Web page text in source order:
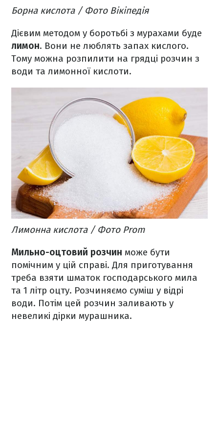
Борна кислота / Фото Вікіпедія
Дієвим методом у боротьбі з мурахами буде
лимон. Вони не люблять запах кислого.
Тому можна розпилити на грядці розчин з
води та лимонної кислоти.
Лимонна кислота / Фото Prom
Мильно-оцтовий розчин може бути
помічним у цій справі. Для приготування
треба взяти шматок господарського мила
та 1 літр оцту. Розчиняємо суміш у відрі
води. Потім цей розчин заливають у
невеликі дірки мурашника.